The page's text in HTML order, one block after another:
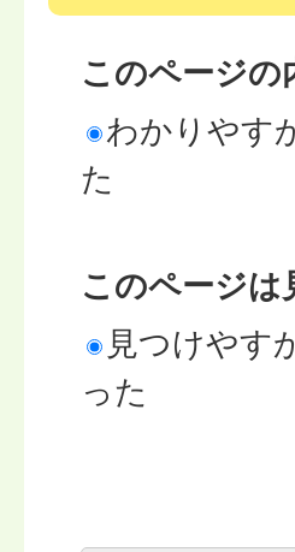
このページ
わかりやす
た
このページ
見つけやす
った